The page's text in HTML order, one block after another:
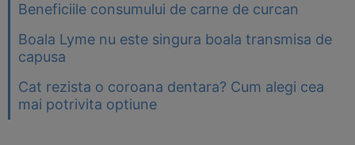
Beneficiile consumului de carne de curcan
Boala Lyme nu este singura boala transmisa de
capusa
Cat rezista o coroana dentara? Cum alegi cea
mai potrivita optiune